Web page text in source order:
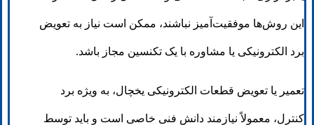
این روش‌ها موفقیت‌آمیز نباشند، ممکن است نیاز به تعویض
برد الکترونیکی یا مشاوره با یک تکنسین مجاز باشد.
تعمیر یا تعویض قطعات الکترونیکی یخچال، به ویژه برد
کنترل، معمولاً نیازمند دانش فنی خاصی است و باید توسط